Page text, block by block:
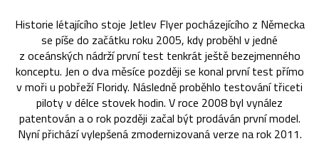
Historie létajícího stoje Jetlev Flyer pocházejícího z Německa
se píše do začátku roku 2005, kdy proběhl v jedné
z oceánských nádrží první test tenkrát ještě bezejmenného
konceptu. Jen o dva měsíce později se konal první test přímo
v moři u pobřeží Floridy. Následně proběhlo testování třiceti
piloty v délce stovek hodin. V roce 2008 byl vynález
patentován a o rok později začal být prodáván první model.
Nyní přichází vylepšená zmodernizovaná verze na rok 2011.